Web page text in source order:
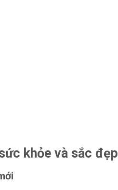
khỏe và sắc đẹp